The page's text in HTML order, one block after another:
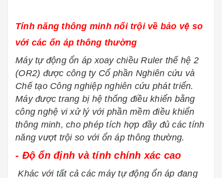
Tính năng thông minh nổi trội về bảo vệ so
với các ổn áp thông thường
Máy tự động ổn áp xoay chiều Ruler thế hệ 2
(OR2) được công ty Cổ phần Nghiên cứu và
Chế tạo Công nghiệp nghiên cứu phát triển.
Máy được trang bị hệ thống điều khiển bằng
công nghệ vi xử lý với phần mềm điều khiển
thông minh, cho phép tích hợp đầy đủ các tính
năng vượt trội so với ổn áp thông thường.
- Độ ổn định và tính chính xác cao
Khác với tất cả các máy tự động ổn áp đang